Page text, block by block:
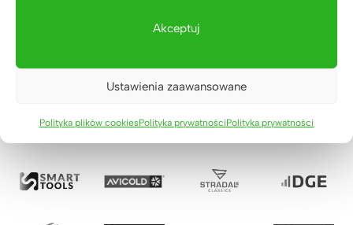
Akceptuj
Ustawienia zaawansowane
Polityka plików cookiesPolityka prywatnościPolityka prywatności